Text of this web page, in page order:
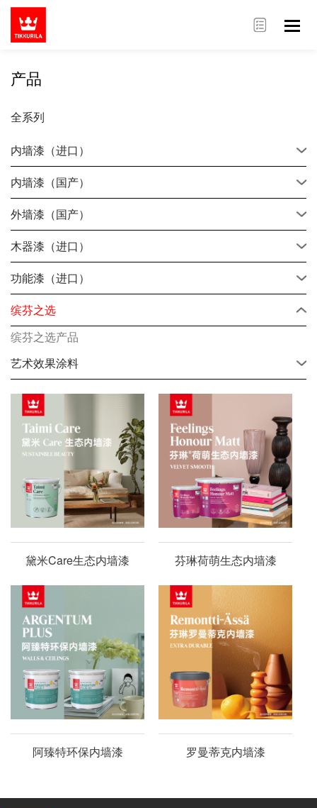
产品
全系列
内墙漆（进口）
内墙漆（国产）
外墙漆（国产）
木器漆（进口）
功能漆（进口）
缤芬之选
缤芬之选产品
艺术效果涂料
黛米Care生态内墙漆 芬琳荷萌生态内墙漆
阿臻特环保内墙漆 罗曼蒂克内墙漆